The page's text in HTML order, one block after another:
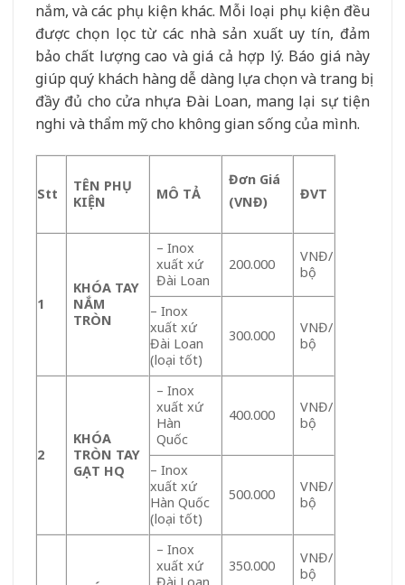
nắm, và các phụ kiện khác. Mỗi loại phụ kiện đều
được chọn lọc từ các nhà sản xuất uy tín, đảm
bảo chất lượng cao và giá cả hợp lý. Báo giá này
giúp quý khách hàng dễ dàng lựa chọn và trang bị
đầy đủ cho cửa nhựa Đài Loan, mang lại sự tiện
nghi và thẩm mỹ cho không gian sống của mình.
Stt
TÊN PHỤ
KIỆN
MÔ TẢ
Đơn Giá
(VNĐ)
ĐVT
1
KHÓA TAY
NẮM
TRÒN
– Inox
xuất xứ
Đài Loan
200.000
VNĐ/
bộ
– Inox
xuất xứ
Đài Loan
(loại tốt)
300.000
VNĐ/
bộ
2
KHÓA
TRÒN TAY
GẠT HQ
– Inox
xuất xứ
Hàn
Quốc
400.000
VNĐ/
bộ
– Inox
xuất xứ
Hàn Quốc
(loại tốt)
500.000
VNĐ/
bộ
– Inox
xuất xứ
350.000
VNĐ/
bộ